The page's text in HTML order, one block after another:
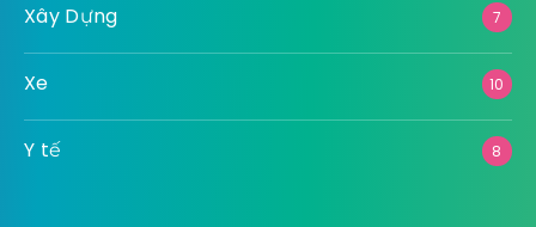
Xây Dựng 7
Xe 10
Y tế 8